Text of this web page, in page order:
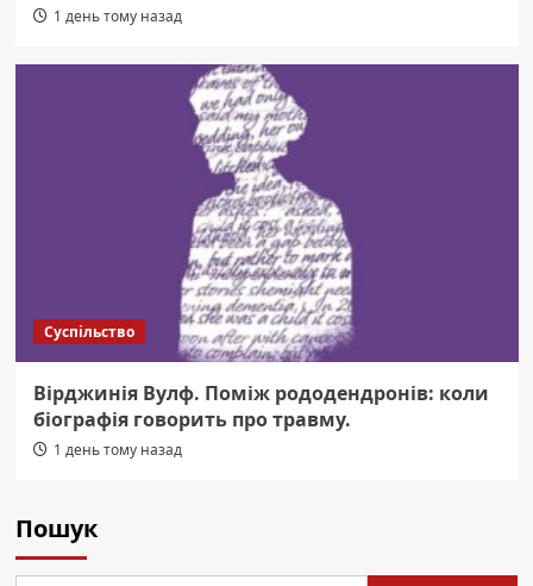
1 день тому назад
Суспільство
Вірджинія Вулф. Поміж рододендронів: коли
біографія говорить про травму.
1 день тому назад
Пошук